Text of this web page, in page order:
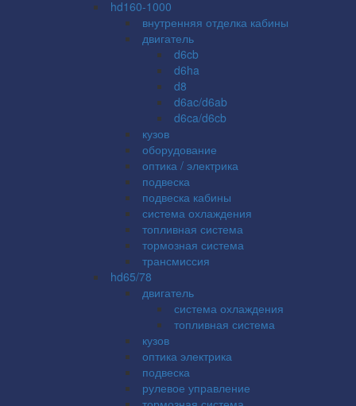
hd160-1000
внутренняя отделка кабины
двигатель
d6cb
d6ha
d8
d6ac/d6ab
d6ca/d6cb
кузов
оборудование
оптика / электрика
подвеска
подвеска кабины
система охлаждения
топливная система
тормозная система
трансмиссия
hd65/78
двигатель
система охлаждения
топливная система
кузов
оптика электрика
подвеска
рулевое управление